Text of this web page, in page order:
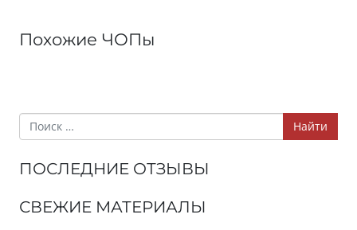
Похожие ЧОПы
Найти
ПОСЛЕДНИЕ ОТЗЫВЫ
СВЕЖИЕ МАТЕРИАЛЫ